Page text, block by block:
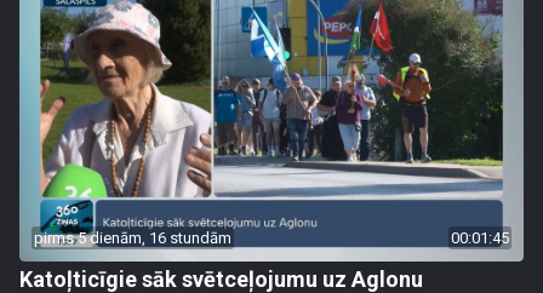
pirms 5 dienām, 16 stundām 00:01:45
Katoļticīgie sāk svētceļojumu uz Aglonu